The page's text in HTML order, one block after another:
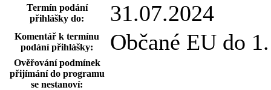
Termín podání
přihlášky do:
31.07.2024
Komentář k termínu
podání přihlášky:
Občané EU do
Ověřování podmínek
přijímání do programu
se nestanoví: